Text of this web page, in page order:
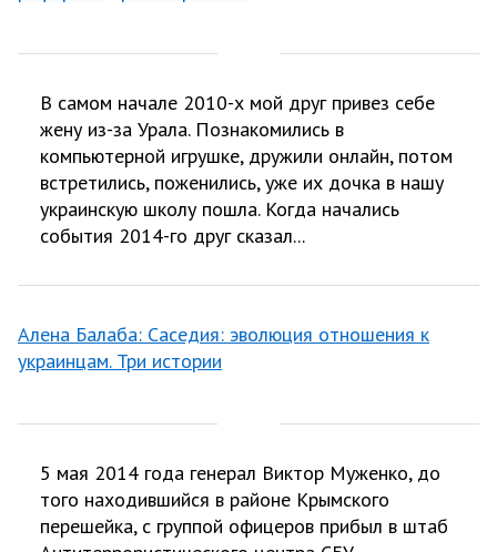
В самом начале 2010-х мой друг привез себе
жену из-за Урала. Познакомились в
компьютерной игрушке, дружили онлайн, потом
встретились, поженились, уже их дочка в нашу
украинскую школу пошла. Когда начались
события 2014-го друг сказал...
Алена Балаба: Саседия: эволюция отношения к
украинцам. Три истории
5 мая 2014 года генерал Виктор Муженко, до
того находившийся в районе Крымского
перешейка, с группой офицеров прибыл в штаб